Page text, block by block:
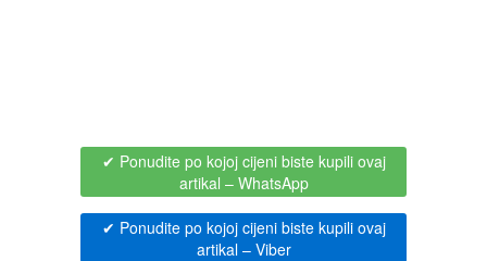
DRAMA
DRUSTVENA IGRA
100% PRIRODNO
✔ Ponudite po kojoj cijeni biste kupili ovaj
artikal – WhatsApp
✔ Ponudite po kojoj cijeni biste kupili ovaj
artikal– Viber